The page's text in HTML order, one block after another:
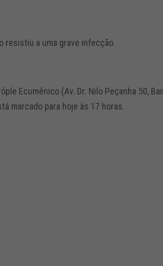
resistiu a uma grave infecção.
Ecumênico (Av. Dr. Nilo Peçanha 50,
marcado para hoje às 17 horas.